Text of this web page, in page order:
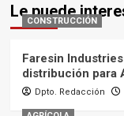
Le puede
CONSTRUCCIÓN
Faresin
distribución para
Dpto. Redacción